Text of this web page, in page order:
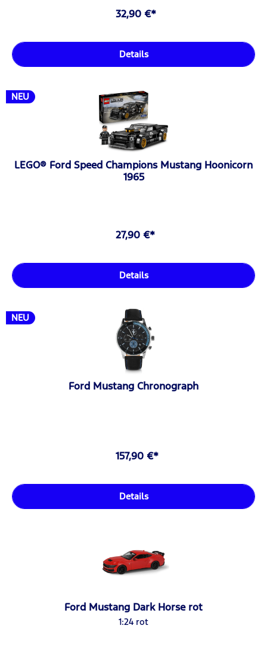
32,90 €*
Details
NEU
LEGO® Ford Speed Champions Mustang Hoonicorn
1965
27,90 €*
Details
NEU
Ford Mustang Chronograph
157,90 €*
Details
Ford Mustang Dark Horse rot
1:24 rot